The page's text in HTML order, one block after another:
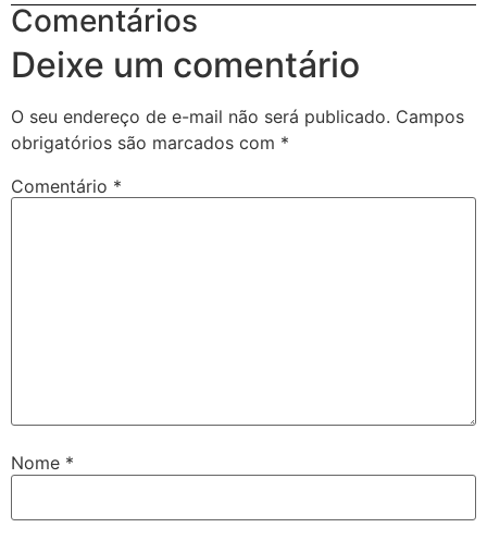
Comentários
Deixe um comentário
O seu endereço de e-mail não será publicado. Campos
obrigatórios são marcados com *
Comentário *
Nome *